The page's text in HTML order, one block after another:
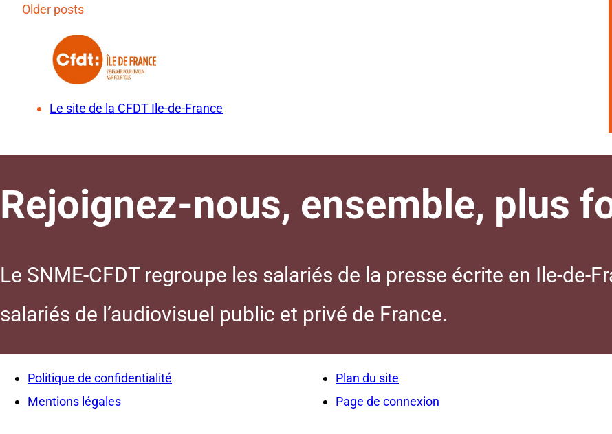
Older posts
Le site de la CFDT Ile-de-France
Rejoignez-nous, ensemble, plus
Le SNME-CFDT regroupe les salariés de la presse écrite en Ile-de-
salariés de l’audiovisuel public et privé de France.
Politique de confidentialité
Mentions légales
Plan du site
Page de connexion